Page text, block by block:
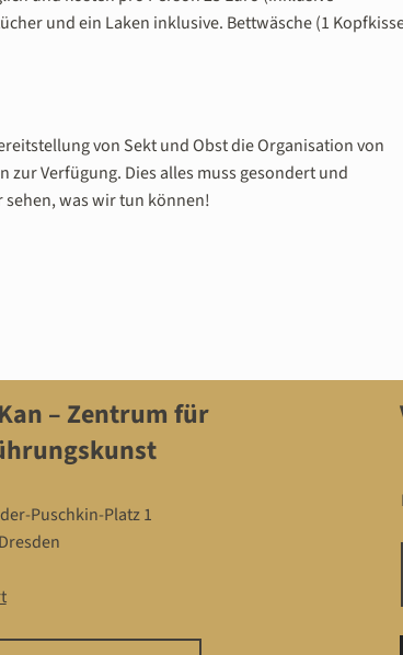
und ein Laken inklusive. Bettwäsche (1
von Sekt und Obst die Organisation von
Verfügung. Dies alles muss gesondert und
was wir tun können!
– Zentrum für
Puschkin-Platz 1